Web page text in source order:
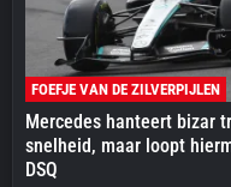
FOEFJE VAN DE ZILVERPIJLEN
Mercedes hanteert bizar
snelheid, maar loopt
DSQ